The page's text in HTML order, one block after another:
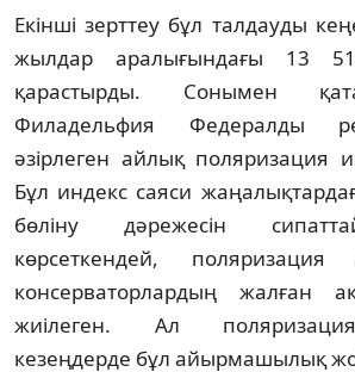
Екінші зерттеу бұл талдауды
жылдар аралығындағы 13
қарастырды. Сонымен
Филадельфия Федералды
әзірлеген айлық поляризация
Бұл индекс саяси
бөліну дәрежесін
көрсеткендей,
консерваторлардың жалған
жиілеген. Ал
кезеңдерде бұл айырмашылық